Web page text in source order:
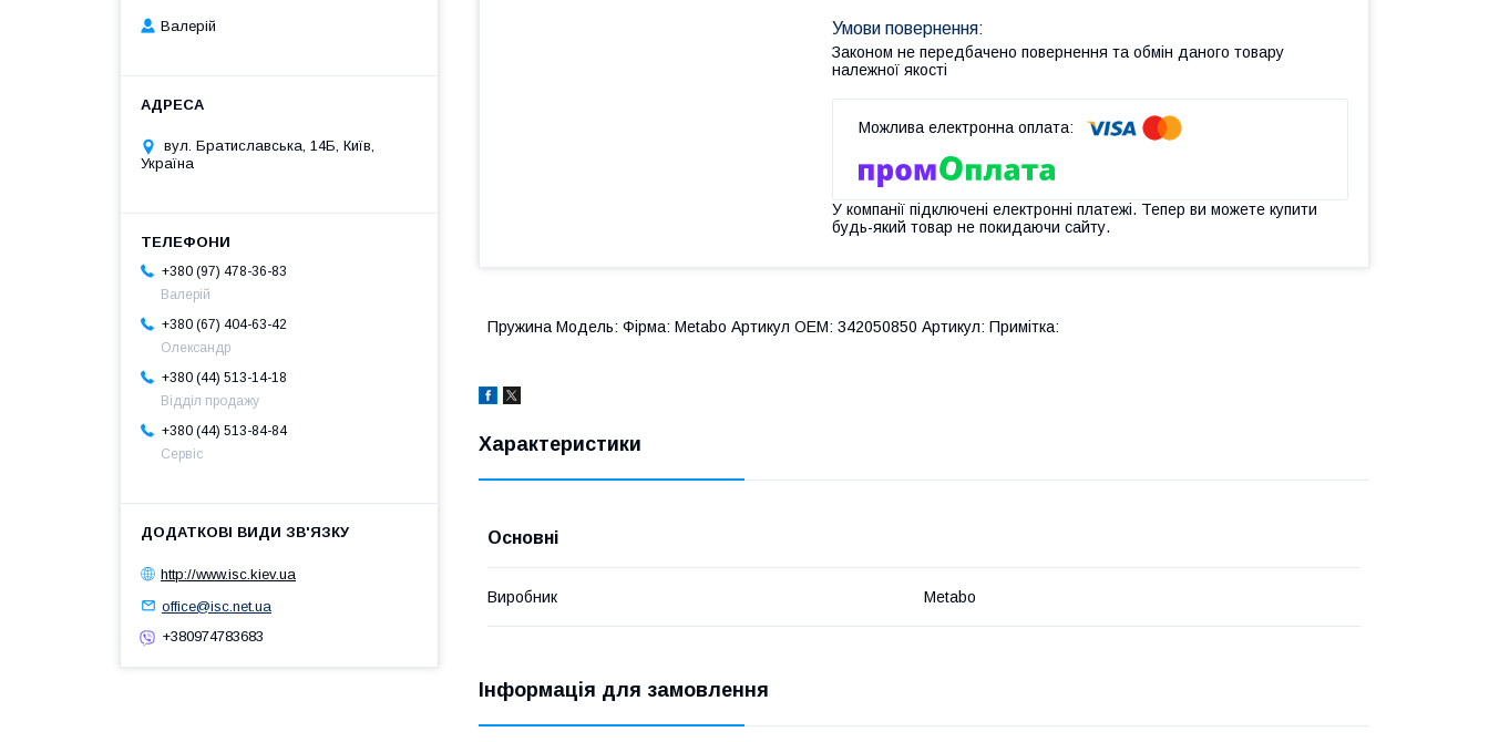
Законом не передбачено повернення та обмін даного товару
належної якості
У компанії підключені електронні платежі. Тепер ви можете купити
будь-який товар не покидаючи сайту.
Пружина Модель: Фірма: Metabo Артикул OEM: 342050850 Артикул: Примітка:
Характеристики
Основні
Виробник Metabo
Інформація для замовлення
Валерій
вул. Братиславська, 14Б, Київ,
Україна
+380 (97) 478-36-83
Валерій
+380 (67) 404-63-42
Олександр
+380 (44) 513-14-18
Відділ продажу
+380 (44) 513-84-84
Сервіс
http://www.isc.kiev.ua
office@isc.net.ua
+380974783683